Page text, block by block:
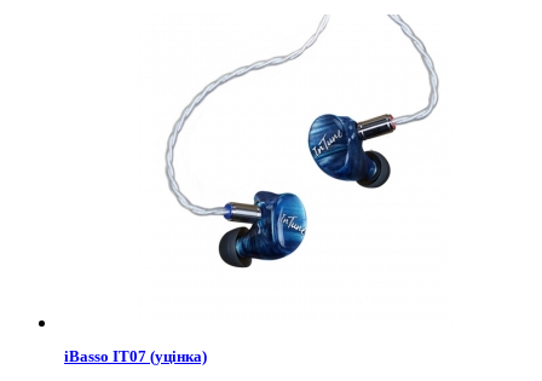
iBasso IT07 (уцінка)